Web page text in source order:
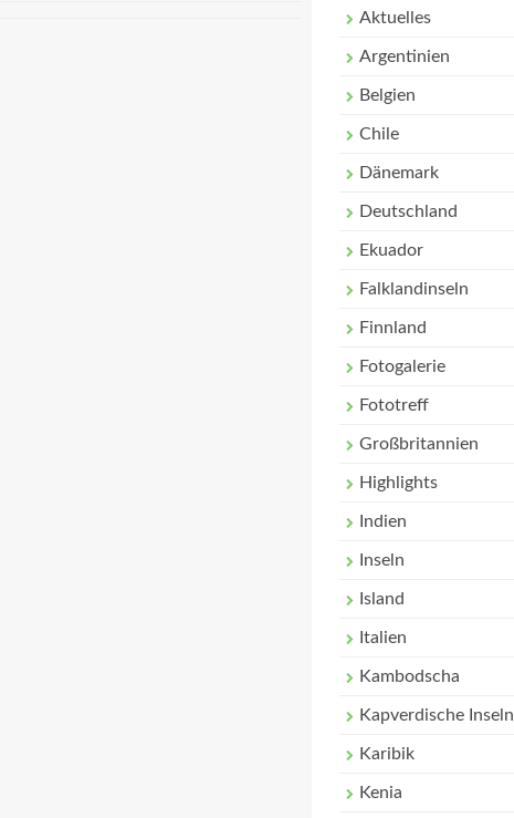
Aktuelles
Argentinien
Belgien
Chile
Dänemark
Deutschland
Ekuador
Falklandinseln
Finnland
Fotogalerie
Fototreff
Großbritannien
Highlights
Indien
Inseln
Island
Italien
Kambodscha
Kapverdische Inseln
Karibik
Kenia